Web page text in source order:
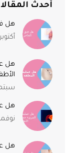
أحدث
هل
أكتوبر 4, 2022
هل
سبتمبر 6,
هل
نوفمبر 25,
هل